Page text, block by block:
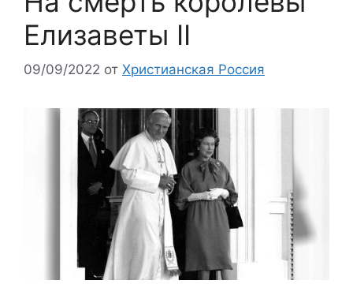
Елизаветы II
09/09/2022 от Христианская Россия